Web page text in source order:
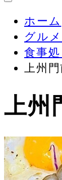
ホーム
グル
食事
上州
上州